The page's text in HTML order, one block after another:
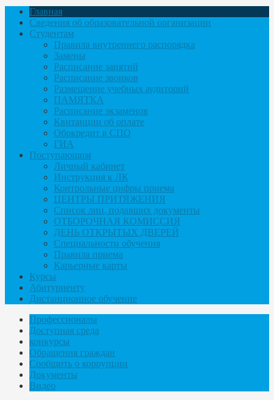
Главная
Сведения об образовательной организации
Студентам
Правила внутреннего распорядка
Замены
Расписание занятий
Расписание звонков
Размещение учебных аудиторий
ПАМЯТКА
Расписание экзаменов
Квитанции об оплате
Обркредит в СПО
ГИА
Поступающим
Личный кабинет
Инструкция к ЛК
Контрольные цифры приема
ЦЕНТРЫ ПРИТЯЖЕНИЯ
Список лиц, подавших документы
ОТБОРОЧНАЯ КОМИССИЯ
ДЕНЬ ОТКРЫТЫХ ДВЕРЕЙ
Специальности обучения
Правила приема
Карьерные карты
Курсы
Абитуриенту
Дистанционное обучение
Профессионалы
Доступная среда
конкурсы
Обращения граждан
Сообщить о коррупции
Документы
Видео